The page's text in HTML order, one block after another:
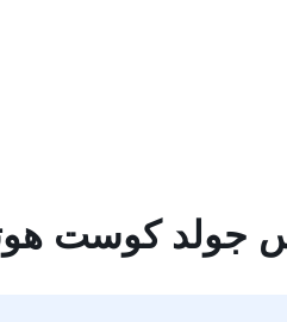
جولد كوست